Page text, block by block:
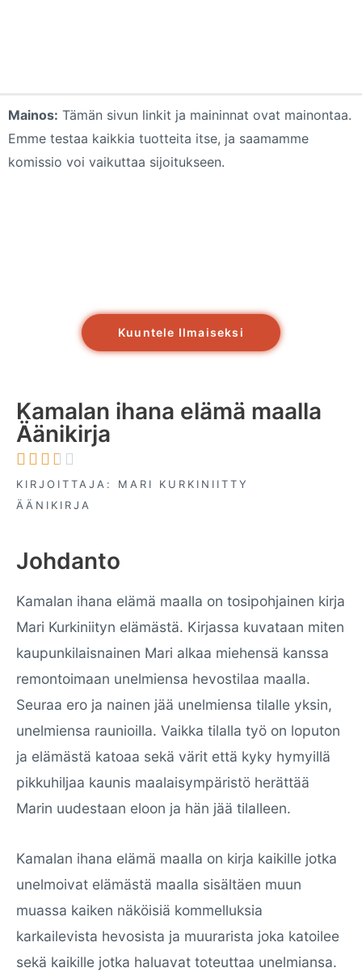
Mainos: Tämän sivun linkit ja maininnat ovat mainontaa.
Emme testaa kaikkia tuotteita itse, ja saamamme
komissio voi vaikuttaa sijoitukseen.
Kuuntele Ilmaiseksi
Kamalan ihana elämä maalla
Äänikirja
    
KIRJOITTAJA: MARI KURKINIITTY
ÄÄNIKIRJA
Johdanto
Kamalan ihana elämä maalla on tosipohjainen kirja
Mari Kurkiniityn elämästä. Kirjassa kuvataan miten
kaupunkilaisnainen Mari alkaa miehensä kanssa
remontoimaan unelmiensa hevostilaa maalla.
Seuraa ero ja nainen jää unelmiensa tilalle yksin,
unelmiensa raunioilla. Vaikka tilalla työ on loputon
ja elämästä katoaa sekä värit että kyky hymyillä
pikkuhiljaa kaunis maalaisympäristö herättää
Marin uudestaan eloon ja hän jää tilalleen.
Kamalan ihana elämä maalla on kirja kaikille jotka
unelmoivat elämästä maalla sisältäen muun
muassa kaiken näköisiä kommelluksia
karkailevista hevosista ja muurarista joka katoilee
sekä kaikille jotka haluavat toteuttaa unelmiansa.